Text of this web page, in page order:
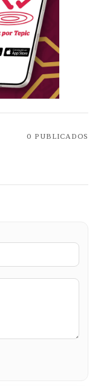
0 PUBLICADOS